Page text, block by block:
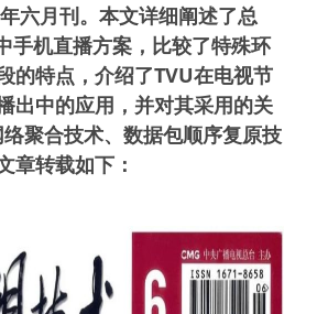
六月刊。本文详细阐述了总
手机直播方案，比较了特殊环
的特点，介绍了TVU在电视节
出中的应用，并对其采用的关
聚合技术、数据包顺序复原技
章转载如下：